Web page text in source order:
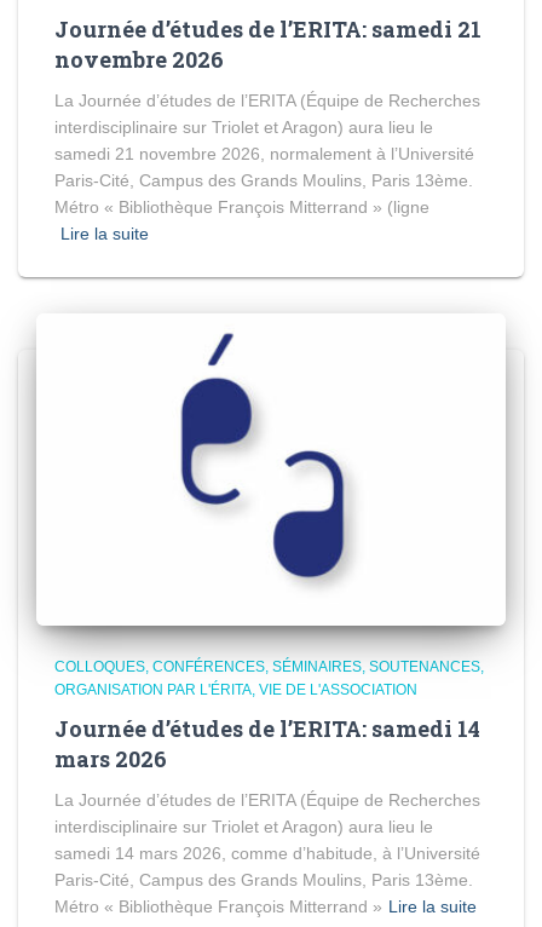
Journée d’études de l’ERITA: samedi 21
novembre 2026
La Journée d’études de l’ERITA (Équipe de Recherches
interdisciplinaire sur Triolet et Aragon) aura lieu le
samedi 21 novembre 2026, normalement à l’Université
Paris-Cité, Campus des Grands Moulins, Paris 13ème.
Métro « Bibliothèque François Mitterrand » (ligne
Lire la suite
COLLOQUES, CONFÉRENCES, SÉMINAIRES, SOUTENANCES
ORGANISATION PAR L'ÉRITA VIE DE L'ASSOCIATION
Journée d’études de l’ERITA: samedi 14
mars 2026
La Journée d’études de l’ERITA (Équipe de Recherches
interdisciplinaire sur Triolet et Aragon) aura lieu le
samedi 14 mars 2026, comme d’habitude, à l’Université
Paris-Cité, Campus des Grands Moulins, Paris 13ème.
Métro « Bibliothèque François Mitterrand » Lire la suite